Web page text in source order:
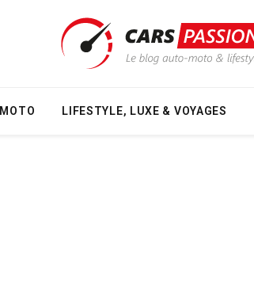
MOTO LIFESTYLE, LUXE & VOYAGES